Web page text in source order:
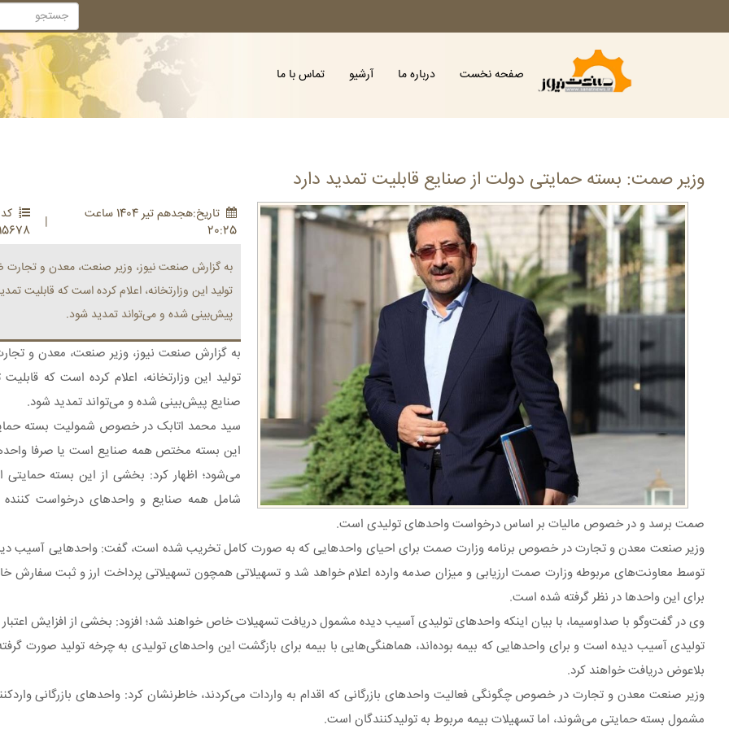
صفحه نخست درباره ما آرشیو تماس با ما
وزیر صمت: بسته حمایتی دولت از صنایع قابلیت تمدید دارد
تاريخ:هجدهم تير 1404 ساعت
20:25
|
به گزارش صنعت نیوز، وزیر صنعت، معدن و تجارت
تولید این وزارتخانه، اعلام کرده است که قابلیت
پیش‌بینی شده و می‌تواند تمدید شود.
به گزارش صنعت نیوز، وزیر صنعت، معدن و
تولید این وزارتخانه، اعلام کرده است که
صنایع پیش‌بینی شده و می‌تواند تمدید شود.
سید ‌محمد اتابک در خصوص شمولیت بسته‌
این بسته مختص همه صنایع است یا صرفا
می‌شود؛ اظهار کرد: بخشی از این بسته حمایتی
شامل همه صنایع و واحدهای درخواست کننده
صمت برسد و در خصوص مالیات بر اساس درخواست واحدهای تولیدی است.
توسط معاونت‌های مربوطه وزارت صمت ارزیابی و میزان صدمه وارده اعلام خواهد شد و تسهیلاتی همچون تسهیلاتی پرداخت ارز و ثبت سفارش
برای این واحدها در نظر گرفته شده است.
وی در گفت‌وگو با صداوسیما، با بیان اینکه واحدهای تولیدی آسیب دیده مشمول دریافت تسهیلات خاص خواهند شد؛ افزود: بخشی از افزایش اعتبار
تولیدی آسیب دیده است و برای واحدهایی که بیمه بوده‌اند، هماهنگی‌هایی با بیمه برای بازگشت این واحدهای تولیدی به چرخه تولید صورت
بلاعوض دریافت خواهند کرد.
وزیر صنعت معدن و تجارت در خصوص چگونگی فعالیت واحدهای بازرگانی که اقدام به واردات می‌کردند، خاطرنشان کرد: واحدهای بازرگانی
مشمول بسته حمایتی می‌شوند، اما تسهیلات بیمه مربوط به تولیدکنندگان است.